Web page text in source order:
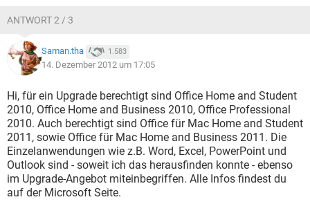
ANTWORT 2 / 3
Saman.tha 1.583
14. Dezember 2012 um 17:05
Hi, für ein Upgrade berechtigt sind Office Home and Student
2010, Office Home and Business 2010, Office Professional
2010. Auch berechtigt sind Office für Mac Home and Student
2011, sowie Office für Mac Home and Business 2011. Die
Einzelanwendungen wie z.B. Word, Excel, PowerPoint und
Outlook sind - soweit ich das herausfinden konnte - ebenso
im Upgrade-Angebot miteinbegriffen. Alle Infos findest du
auf der Microsoft Seite.